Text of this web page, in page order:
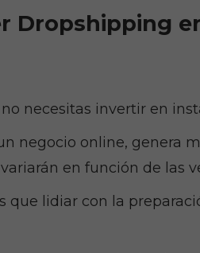
Dropshipping
no necesitas invertir en
negocio online, genera
en función de las
que lidiar con la